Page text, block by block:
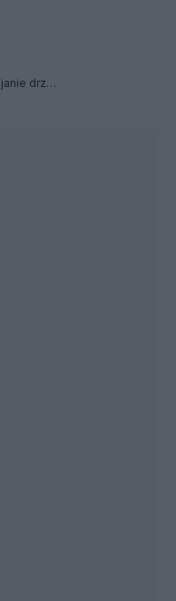
68. Nonsensy "fizyki smoleńskiej" - Wbijanie drzwi 2L w ziemię, cz. 2.